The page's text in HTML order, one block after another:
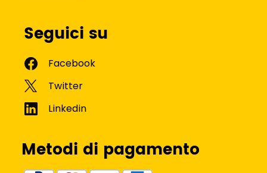
Seguici su
Metodi di pagamento